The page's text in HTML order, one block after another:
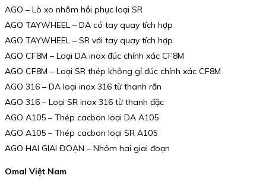
AGO – Lò xo nhôm hồi phục loại SR
AGO TAYWHEEL – DA có tay quay tích hợp
AGO TAYWHEEL – SR với tay quay tích hợp
AGO CF8M – Loại DA inox đúc chính xác CF8M
AGO CF8M – Loại SR thép không gỉ đúc chính xác CF8M
AGO 316 – DA loại inox 316 từ thanh rắn
AGO 316 – Loại SR inox 316 từ thanh đặc
AGO A105 – Thép cacbon loại DA A105
AGO A105 – Thép cacbon loại SR A105
AGO HAI GIAI ĐOẠN – Nhôm hai giai đoạn
Omal Việt Nam